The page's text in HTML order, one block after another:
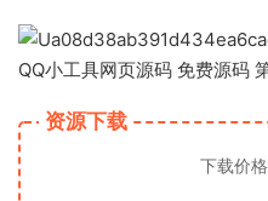
资源下载
下载价格